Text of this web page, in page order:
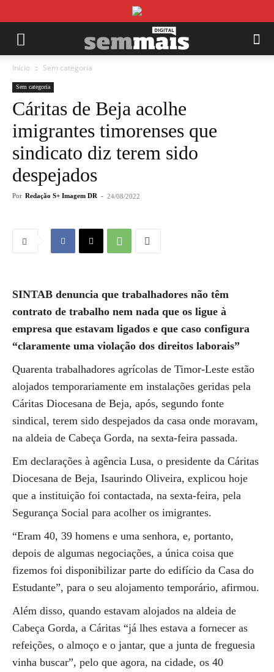
Início Sem categoria
Sem categoria
Cáritas de Beja acolhe
imigrantes timorenses que
sindicato diz terem sido
despejados
Por Redação S+ Imagem DR - 24/08/2022
SINTAB denuncia que trabalhadores não têm
contrato de trabalho nem nada que os ligue à
empresa que estavam ligados e que caso configura
“claramente uma violação dos direitos laborais”
Quarenta trabalhadores agrícolas de Timor-Leste estão
alojados temporariamente em instalações geridas pela
Cáritas Diocesana de Beja, após, segundo fonte
sindical, terem sido despejados da casa onde moravam,
na aldeia de Cabeça Gorda, na sexta-feira passada.
Em declarações à agência Lusa, o presidente da Cáritas
Diocesana de Beja, Isaurindo Oliveira, explicou hoje
que a instituição foi contactada, na sexta-feira, pela
Segurança Social para acolher os imigrantes.
“Eram 40, 39 homens e uma senhora, e, portanto,
depois de algumas negociações, a única coisa que
fizemos foi disponibilizar parte do edifício da Casa do
Estudante”, para o seu alojamento temporário, afirmou.
Além disso, quando estavam alojados na aldeia de
Cabeça Gorda, a Cáritas “já lhes estava a fornecer as
refeições, o almoço e o jantar, que a junta de freguesia
vinha buscar”, pelo que agora, na cidade, os 40